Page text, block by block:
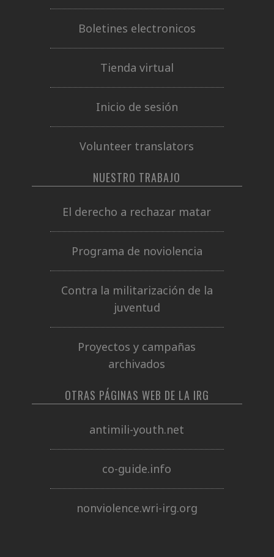
Boletines electronicos
Tienda virtual
Inicio de sesión
Volunteer translators
NUESTRO TRABAJO
El derecho a rechazar matar
Programa de noviolencia
Contra la militarización de la
juventud
Proyectos y campañas
archivados
OTRAS PÁGINAS WEB DE LA IRG
antimili-youth.net
co-guide.info
nonviolence.wri-irg.org